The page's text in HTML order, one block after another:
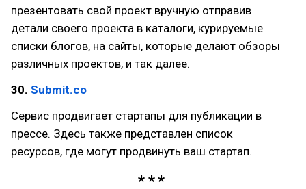
презентовать свой проект вручную отправив
детали своего проекта в каталоги, курируемые
списки блогов, на сайты, которые делают обзоры
различных проектов, и так далее.
30. Submit.co
Сервис продвигает стартапы для публикации в
прессе. Здесь также представлен список
ресурсов, где могут продвинуть ваш стартап.